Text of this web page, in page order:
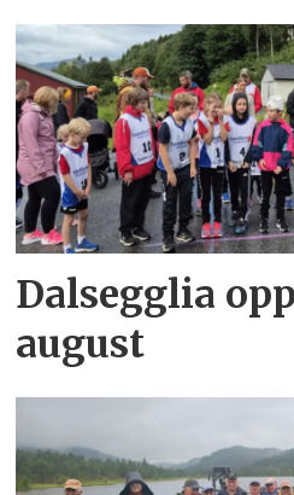
Dalsegglia
august